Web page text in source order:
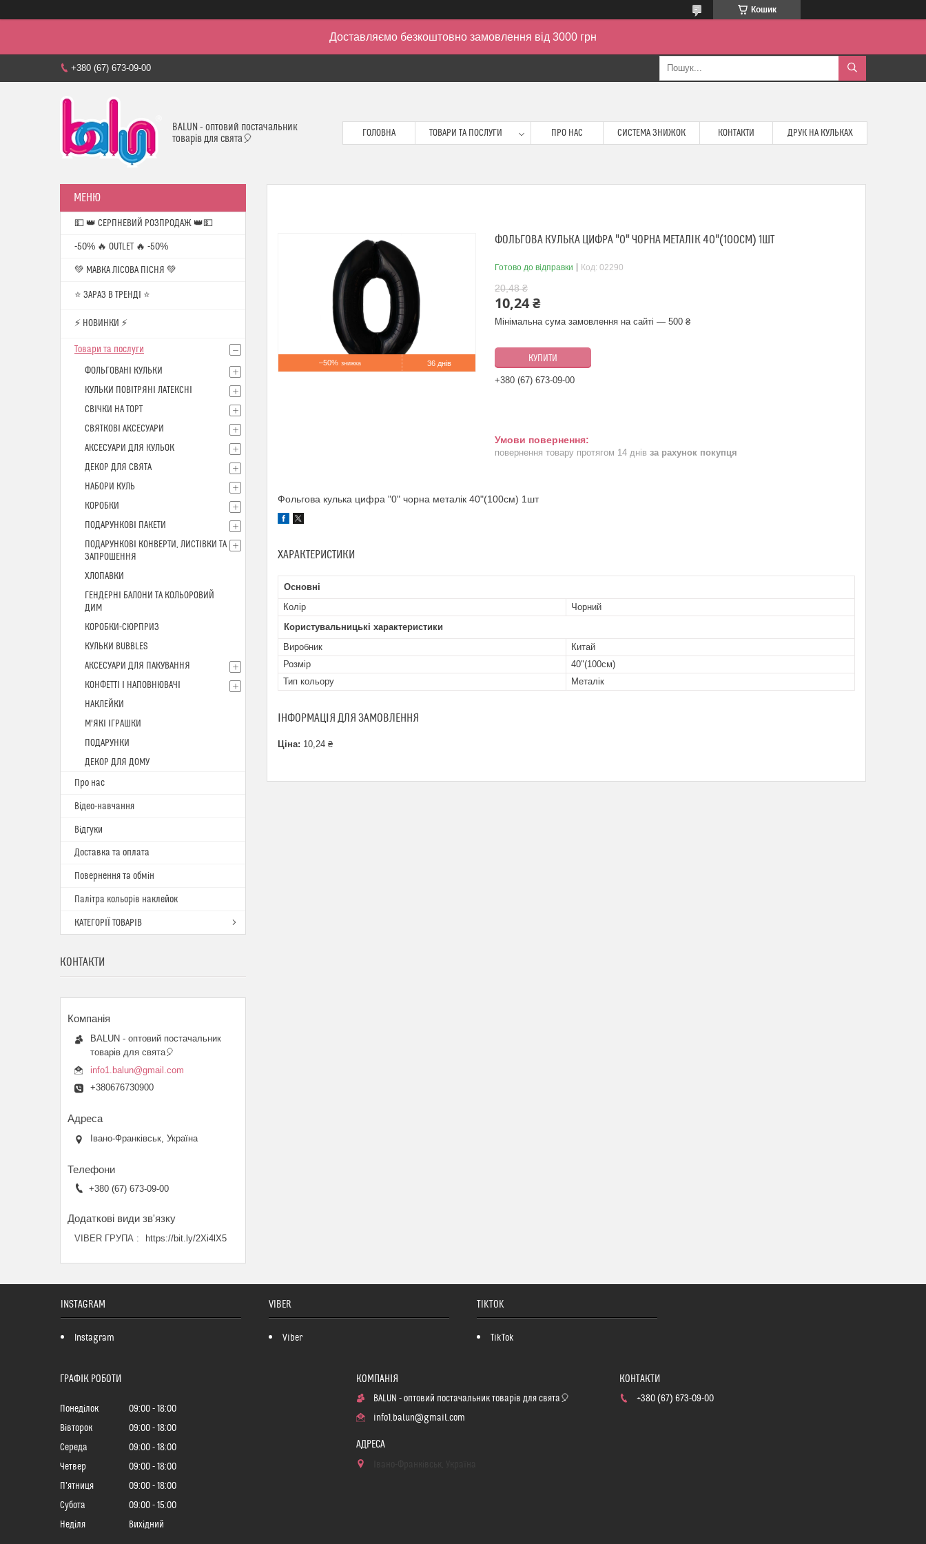
Кошик
Доставляємо безкоштовно замовлення від 3000 грн
+380 (67) 673-09-00
BALUN - оптовий постачальник
товарів для свята🎈
ГОЛОВНА ТОВАРИ ТА ПОСЛУГИ ПРО НАС СИСТЕМА ЗНИЖОК КОНТАКТИ ДРУК НА КУЛЬКАХ
–50% 36 днів
ФОЛЬГОВА КУЛЬКА ЦИФРА "0" ЧОРНА МЕТАЛІК 40"(100СМ) 1ШТ
Готово до відправки Код: 02290
20,48 ₴
10,24 ₴
Мінімальна сума замовлення на сайті — 500 ₴
КУПИТИ
+380 (67) 673-09-00
повернення товару протягом 14 днів за рахунок покупця
Фольгова кулька цифра "0" чорна металік 40"(100см) 1шт
ХАРАКТЕРИСТИКИ
Основні
Колір
Чорний
Користувальницькі характеристики
Виробник
Китай
Розмір
40"(100см)
Тип кольору
Металік
ІНФОРМАЦІЯ ДЛЯ ЗАМОВЛЕННЯ
Ціна: 10,24 ₴
💵 👑 СЕРПНЕВИЙ РОЗПРОДАЖ 👑💵
-50% 🔥 OUTLET 🔥 -50%
💚 МАВКА ЛІСОВА ПІСНЯ 💚
⭐️ ЗАРАЗ В ТРЕНДІ ⭐️
⚡ НОВИНКИ ⚡
Товари та послуги
ФОЛЬГОВАНІ КУЛЬКИ
КУЛЬКИ ПОВІТРЯНІ ЛАТЕКСНІ
СВІЧКИ НА ТОРТ
СВЯТКОВІ АКСЕСУАРИ
АКСЕСУАРИ ДЛЯ КУЛЬОК
ДЕКОР ДЛЯ СВЯТА
НАБОРИ КУЛЬ
КОРОБКИ
ПОДАРУНКОВІ ПАКЕТИ
ПОДАРУНКОВІ КОНВЕРТИ, ЛИСТІВКИ ТА
ЗАПРОШЕННЯ
ХЛОПАВКИ
ГЕНДЕРНІ БАЛОНИ ТА КОЛЬОРОВИЙ
ДИМ
КОРОБКИ-СЮРПРИЗ
КУЛЬКИ BUBBLES
АКСЕСУАРИ ДЛЯ ПАКУВАННЯ
КОНФЕТТІ І НАПОВНЮВАЧІ
НАКЛЕЙКИ
М'ЯКІ ІГРАШКИ
ПОДАРУНКИ
ДЕКОР ДЛЯ ДОМУ
Про нас
Відео-навчання
Відгуки
Доставка та оплата
Повернення та обмін
Палітра кольорів наклейок
КАТЕГОРІЇ ТОВАРІВ
КОНТАКТИ
BALUN - оптовий постачальник
товарів для свята🎈
info1.balun@gmail.com
+380676730900
Івано-Франківськ, Україна
+380 (67) 673-09-00
VIBER ГРУПА https://bit.ly/2Xi4lX5
INSTAGRAM
Instagram
VIBER
Viber
TIKTOK
TikTok
ГРАФІК РОБОТИ
Понеділок 09:00
18:00
Вівторок
09:00
18:00
Середа
09:00
18:00
Четвер
09:00
18:00
Пʼятниця
09:00
18:00
Субота
09:00
15:00
Неділя
Вихідний
BALUN - оптовий постачальник товарів для свята🎈
info1.balun@gmail.com
+380 (67) 673-09-00